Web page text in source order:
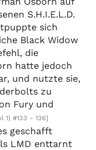
S.H.I.E.L.D.
sich
Black Widow
die
hatte jedoch
und nutzte sie,
zu
Fury und
1) #133 - 136]
geschafft
LMD enttarnt